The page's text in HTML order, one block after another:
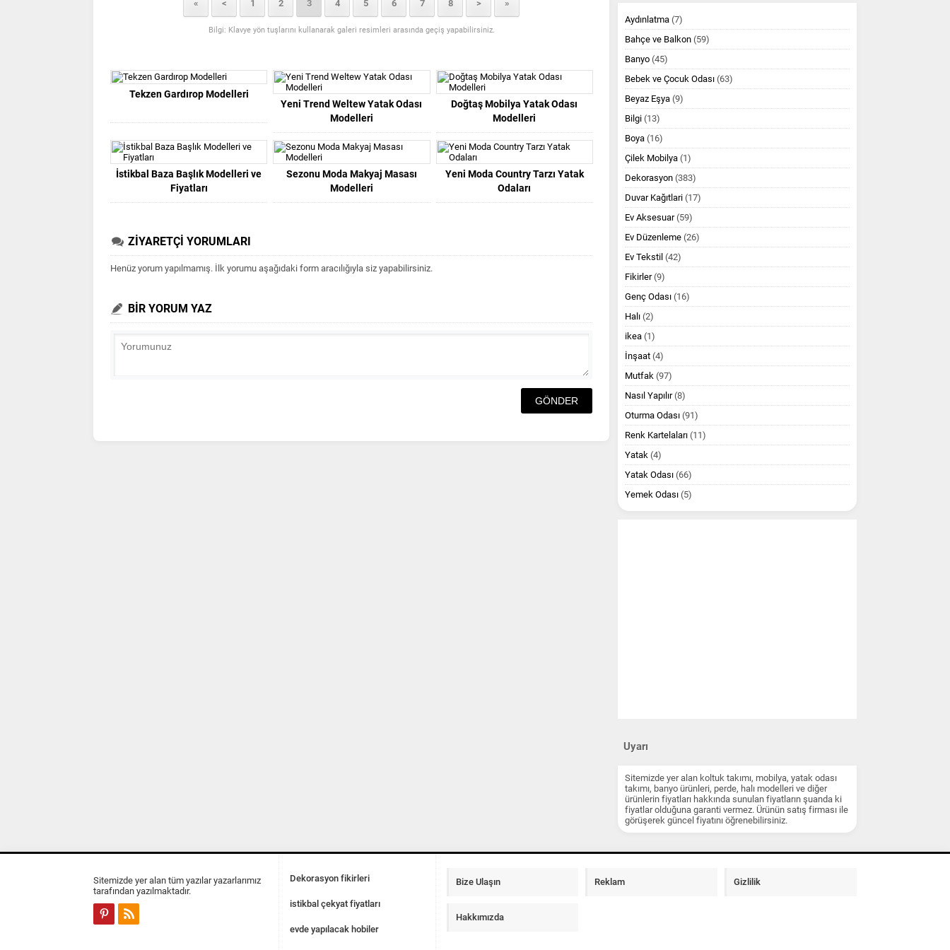
« < 1 2 3 4 5 6 7 8 > »
Bilgi: Klavye yön tuşlarını kullanarak galeri resimleri arasında geçiş yapabilirsiniz.
Tekzen Gardırop Modelleri
Yeni Trend Weltew Yatak Odası
Modelleri
Doğtaş Mobilya Yatak Odası
Modelleri
İstikbal Baza Başlık Modelleri ve
Fiyatları
Sezonu Moda Makyaj Masası
Modelleri
Yeni Moda Country Tarzı Yatak
Odaları
ZİYARETÇİ YORUMLARI
Henüz yorum yapılmamış. İlk yorumu aşağıdaki form aracılığıyla siz yapabilirsiniz.
BİR YORUM YAZ
Aydınlatma (7)
Bahçe ve Balkon (59)
Banyo (45)
Bebek ve Çocuk Odası (63)
Beyaz Eşya (9)
Bilgi (13)
Boya (16)
Çilek Mobilya (1)
Dekorasyon (383)
Duvar Kağıtlari (17)
Ev Aksesuar(59)
Ev Düzenleme (26)
Ev Tekstil (42)
Fikirler(9)
Genç Odası (16)
Halı (2)
ikea (1)
İnşaat (4)
Mutfak (97)
Nasıl Yapılır(8)
Oturma Odası (91)
Renk Kartelaları (11)
Yatak (4)
Yatak Odası (66)
Yemek Odası (5)
Uyarı
Sitemizde yer alan koltuk takımı, mobilya, yatak odası
takımı, banyo ürünleri, perde, halı modelleri ve diğer
ürünlerin fiyatları hakkında sunulan fiyatların şuanda ki
fiyatlar olduğuna garanti vermez. Ürünün satış firması ile
görüşerek güncel fiyatını öğrenebilirsiniz.
Sitemizde yer alan tüm yazılar yazarlarımız
tarafından yazılmaktadır.
Dekorasyon fikirleri
istikbal çekyat fiyatları
evde yapılacak hobiler
Bize Ulaşın Reklam Gizlilik
Hakkımızda